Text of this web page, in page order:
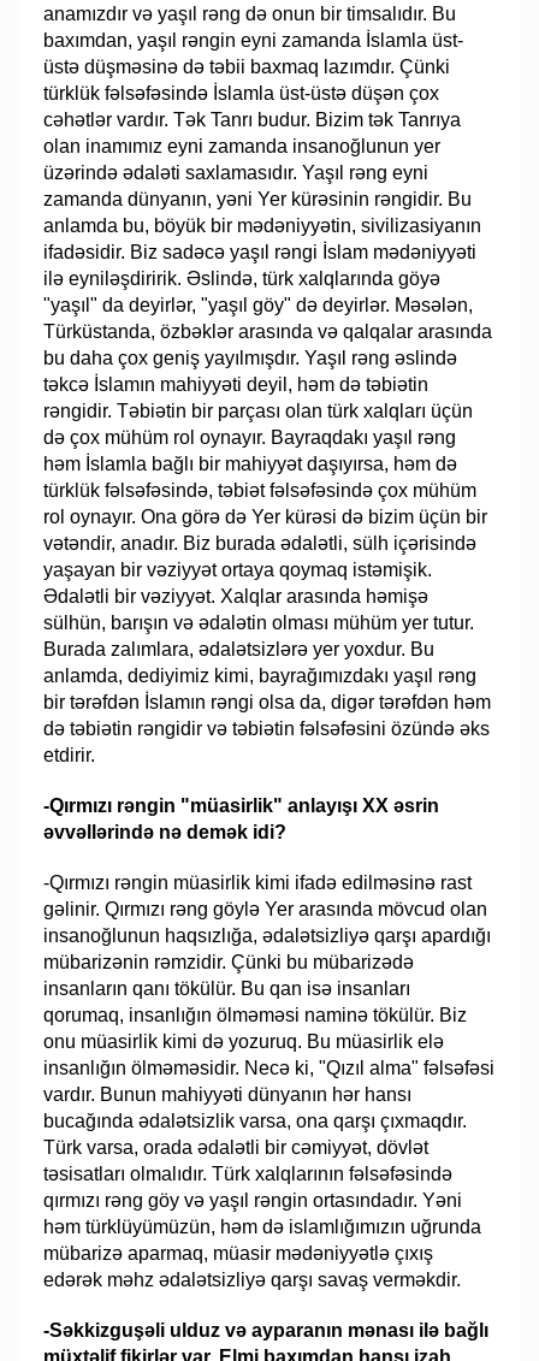
anamızdır və yaşıl rəng də onun bir timsalıdır. Bu
baxımdan, yaşıl rəngin eyni zamanda İslamla üst-
üstə düşməsinə də təbii baxmaq lazımdır. Çünki
türklük fəlsəfəsində İslamla üst-üstə düşən çox
cəhətlər vardır. Tək Tanrı budur. Bizim tək Tanrıya
olan inamımız eyni zamanda insanoğlunun yer
üzərində ədaləti saxlamasıdır. Yaşıl rəng eyni
zamanda dünyanın, yəni Yer kürəsinin rəngidir. Bu
anlamda bu, böyük bir mədəniyyətin, sivilizasiyanın
ifadəsidir. Biz sadəcə yaşıl rəngi İslam mədəniyyəti
ilə eyniləşdiririk. Əslində, türk xalqlarında göyə
"yaşıl" da deyirlər, "yaşıl göy" də deyirlər. Məsələn,
Türküstanda, özbəklər arasında və qalqalar arasında
bu daha çox geniş yayılmışdır. Yaşıl rəng əslində
təkcə İslamın mahiyyəti deyil, həm də təbiətin
rəngidir. Təbiətin bir parçası olan türk xalqları üçün
də çox mühüm rol oynayır. Bayraqdakı yaşıl rəng
həm İslamla bağlı bir mahiyyət daşıyırsa, həm də
türklük fəlsəfəsində, təbiət fəlsəfəsində çox mühüm
rol oynayır. Ona görə də Yer kürəsi də bizim üçün bir
vətəndir, anadır. Biz burada ədalətli, sülh içərisində
yaşayan bir vəziyyət ortaya qoymaq istəmişik.
Ədalətli bir vəziyyət. Xalqlar arasında həmişə
sülhün, barışın və ədalətin olması mühüm yer tutur.
Burada zalımlara, ədalətsizlərə yer yoxdur. Bu
anlamda, dediyimiz kimi, bayrağımızdakı yaşıl rəng
bir tərəfdən İslamın rəngi olsa da, digər tərəfdən həm
də təbiətin rəngidir və təbiətin fəlsəfəsini özündə əks
etdirir.
-Qırmızı rəngin "müasirlik" anlayışı XX əsrin
əvvəllərində nə demək idi?
-Qırmızı rəngin müasirlik kimi ifadə edilməsinə rast
gəlinir. Qırmızı rəng göylə Yer arasında mövcud olan
insanoğlunun haqsızlığa, ədalətsizliyə qarşı apardığı
mübarizənin rəmzidir. Çünki bu mübarizədə
insanların qanı tökülür. Bu qan isə insanları
qorumaq, insanlığın ölməməsi naminə tökülür. Biz
onu müasirlik kimi də yozuruq. Bu müasirlik elə
insanlığın ölməməsidir. Necə ki, "Qızıl alma" fəlsəfəsi
vardır. Bunun mahiyyəti dünyanın hər hansı
bucağında ədalətsizlik varsa, ona qarşı çıxmaqdır.
Türk varsa, orada ədalətli bir cəmiyyət, dövlət
təsisatları olmalıdır. Türk xalqlarının fəlsəfəsində
qırmızı rəng göy və yaşıl rəngin ortasındadır. Yəni
həm türklüyümüzün, həm də islamlığımızın uğrunda
mübarizə aparmaq, müasir mədəniyyətlə çıxış
edərək məhz ədalətsizliyə qarşı savaş verməkdir.
-Səkkizguşəli ulduz və ayparanın mənası ilə bağlı
müxtəlif fikirlər var. Elmi baxımdan hansı izah